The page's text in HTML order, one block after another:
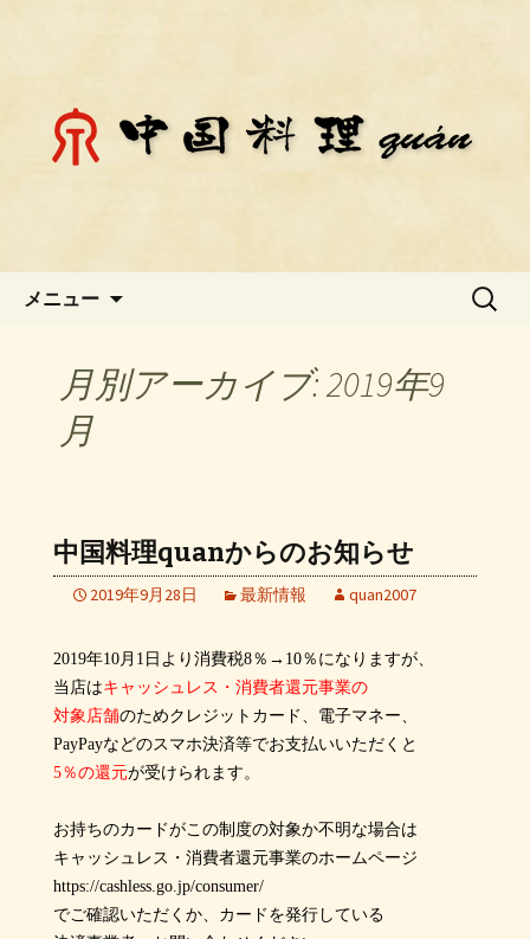
「チェン」のお知らせ
メニュー
検
月別アーカイブ: 2019年9
月
中国料理quanからのお知らせ
2019年9月28日 最新情報 quan2007
2019年10月1日より消費税8％→10％になりますが、
当店はキャッシュレス・消費者還元事業の
対象店舗のためクレジットカード、電子マネー、
PayPayなどのスマホ決済等でお支払いいただくと
5％の還元が受けられます。
お持ちのカードがこの制度の対象か不明な場合は
キャッシュレス・消費者還元事業のホームページ
https://cashless.go.jp/consumer/
でご確認いただくか、カードを発行している